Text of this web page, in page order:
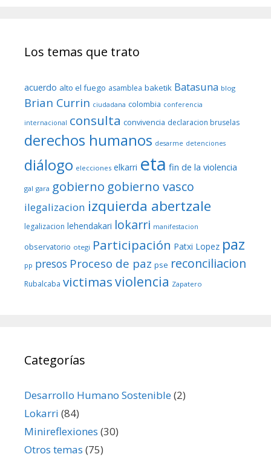
Los temas que trato
acuerdo alto el fuego asamblea baketik Batasuna blog
Brian Currin ciudadana colombia conferencia
internacional consulta convivencia declaracion bruselas
derechos humanos desarme detenciones
diálogo elecciones elkarri eta fin de la violencia
gal gara gobierno gobierno vasco
ilegalizacion izquierda abertzale
legalizacion lehendakari lokarri manifestacion
observatorio otegi Participación Patxi Lopez paz
pp presos Proceso de paz pse reconciliacion
Rubalcaba victimasviolencia Zapatero
Categorías
Desarrollo Humano Sostenible(2)
Lokarri (84)
Minireflexiones (30)
Otros temas (75)